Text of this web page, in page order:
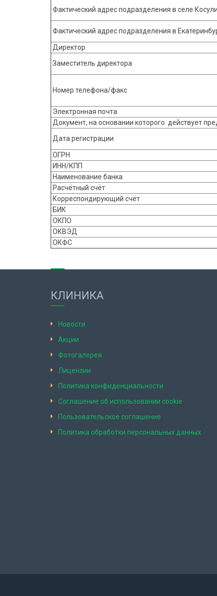
Фактический адрес подразделения в селе
Фактический адрес подразделения в
Директор
Заместитель директора
Номер телефона/факс
Электронная почта
Документ, на основании которого действует
Дата регистрации
ОГРН
ИНН/КПП
Наименование банка
Расчётный счёт
Корреспондирующий счёт
БИК
ОКПО
ОКВЭД
ОКФС
КЛИНИКА
Новости
Акции
Фотогалерея
Лицензии
Политика конфиденциальности
Соглашение об использовании cookie
Пользовательское соглашение
Политика обработки персональных данных